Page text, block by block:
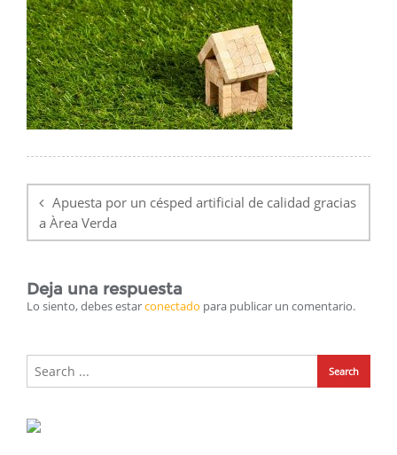
de
entradas
Apuesta por un césped artificial de calidad gracias
a Àrea Verda
Deja una respuesta
Lo siento, debes estarconectado para publicar un comentario.